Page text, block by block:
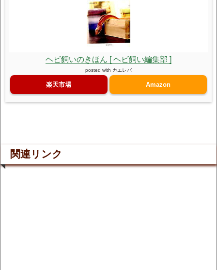
ヘビ飼いのきほん [ ヘビ飼い編集部 ]
posted with カエレバ
楽天市場 Amazon
関連リンク